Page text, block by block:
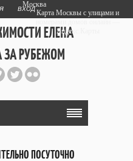
ВХОД
ЕЛЕНА
ЗА РУБЕЖОМ
автора
903 708 1884
ПОСУТОЧНО
Москва
Карта Москвы с улицами и
Яндекс.Карты